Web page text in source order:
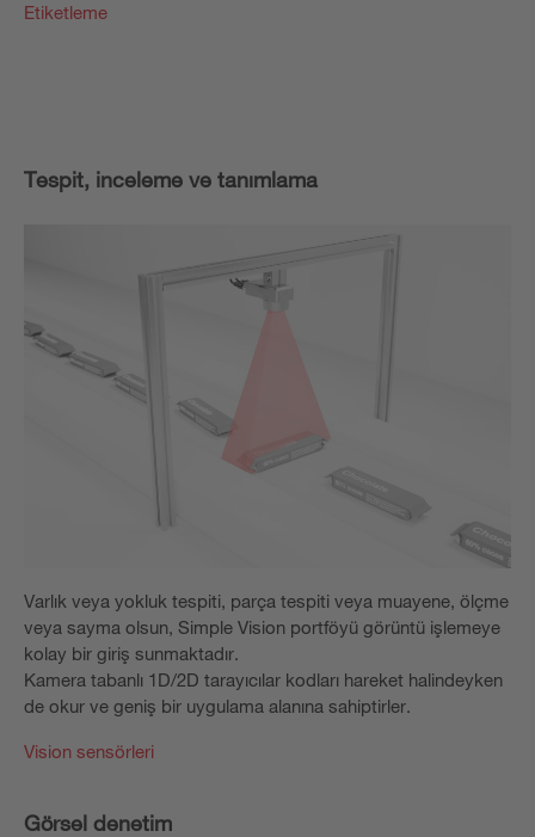
Etiketleme
Tespit, inceleme ve tanımlama
Varlık veya yokluk tespiti, parça tespiti veya muayene, ölçme
veya sayma olsun, Simple Vision portföyü görüntü işlemeye
kolay bir giriş sunmaktadır.
Kamera tabanlı 1D/2D tarayıcılar kodları hareket halindeyken
de okur ve geniş bir uygulama alanına sahiptirler.
Vision sensörleri
Görsel denetim